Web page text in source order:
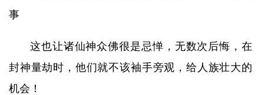
事
这也让诸仙神众佛很是忌惮，无数次后悔，在
封神量劫时，他们就不该袖手旁观，给人族壮大的
机会！